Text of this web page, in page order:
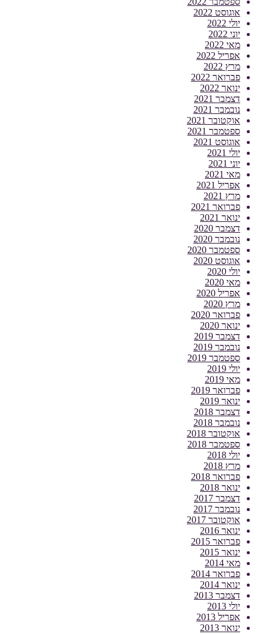
אוגוסט 2022
יולי 2022
יוני 2022
מאי 2022
אפריל 2022
מרץ 2022
פברואר 2022
ינואר 2022
דצמבר 2021
נובמבר 2021
אוקטובר 2021
ספטמבר 2021
אוגוסט 2021
יולי 2021
יוני 2021
מאי 2021
אפריל 2021
מרץ 2021
פברואר 2021
ינואר 2021
דצמבר 2020
נובמבר 2020
ספטמבר 2020
אוגוסט 2020
יולי 2020
מאי 2020
אפריל 2020
מרץ 2020
פברואר 2020
ינואר 2020
דצמבר 2019
נובמבר 2019
ספטמבר 2019
יולי 2019
מאי 2019
פברואר 2019
ינואר 2019
דצמבר 2018
נובמבר 2018
אוקטובר 2018
ספטמבר 2018
יולי 2018
מרץ 2018
פברואר 2018
ינואר 2018
דצמבר 2017
נובמבר 2017
אוקטובר 2017
ינואר 2016
פברואר 2015
ינואר 2015
מאי 2014
פברואר 2014
ינואר 2014
דצמבר 2013
יולי 2013
אפריל 2013
ינואר 2013